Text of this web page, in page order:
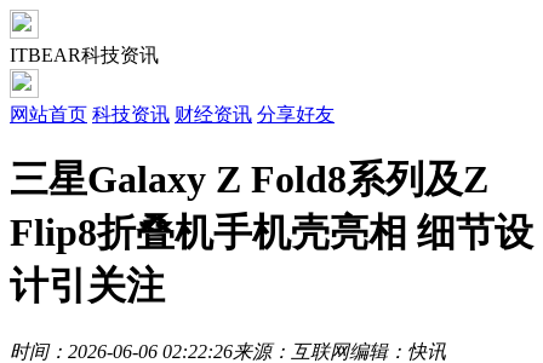
ITBEAR科技资讯
网站首页 科技资讯 财经资讯 分享好友
三星Galaxy Z Fold8系列及Z
Flip8折叠机手机壳亮相 细节设
计引关注
时间：2026-06-06 02:22:26来源：互联网编辑：快讯